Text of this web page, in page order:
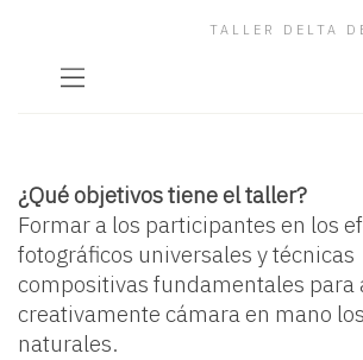
TALLER DELTA
¿Qué objetivos tiene el taller?
Formar a los participantes en los
fotográficos universales y técnicas
compositivas fundamentales para
creativamente cámara en mano
naturales.